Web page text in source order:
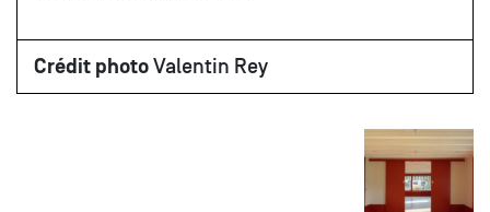
Crédit photoValentin Rey